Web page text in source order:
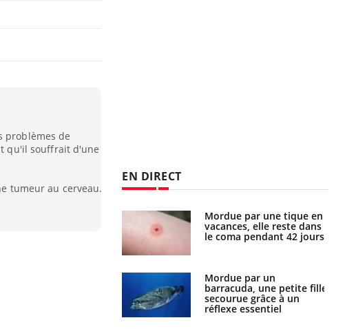
problèmes de
qu'il souffrait d'une
tumeur au cerveau.
EN DIRECT
Mordue par une tique en
vacances, elle reste dans
le coma pendant 42 jours
Mordue par un
barracuda, une petite fille
secourue grâce à un
réflexe essentiel